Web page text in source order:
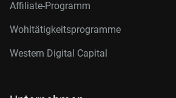
Affiliate-Programm
Wohltätigkeitsprogramme
Western Digital Capital